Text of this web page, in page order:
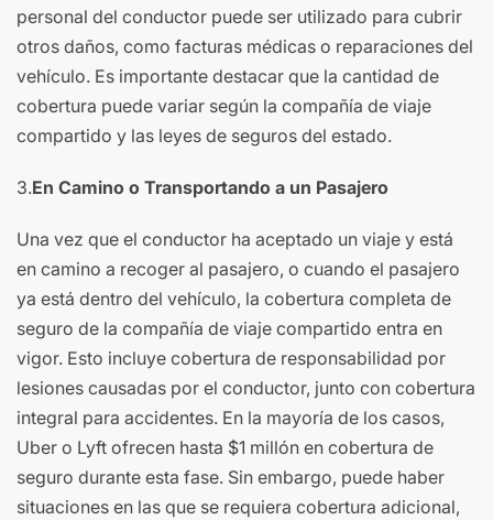
personal del conductor puede ser utilizado para cubrir
otros daños, como facturas médicas o reparaciones del
vehículo. Es importante destacar que la cantidad de
cobertura puede variar según la compañía de viaje
compartido y las leyes de seguros del estado.
3.En Camino o Transportando a un Pasajero
Una vez que el conductor ha aceptado un viaje y está
en camino a recoger al pasajero, o cuando el pasajero
ya está dentro del vehículo, la cobertura completa de
seguro de la compañía de viaje compartido entra en
vigor. Esto incluye cobertura de responsabilidad por
lesiones causadas por el conductor, junto con cobertura
integral para accidentes. En la mayoría de los casos,
Uber o Lyft ofrecen hasta $1 millón en cobertura de
seguro durante esta fase. Sin embargo, puede haber
situaciones en las que se requiera cobertura adicional,